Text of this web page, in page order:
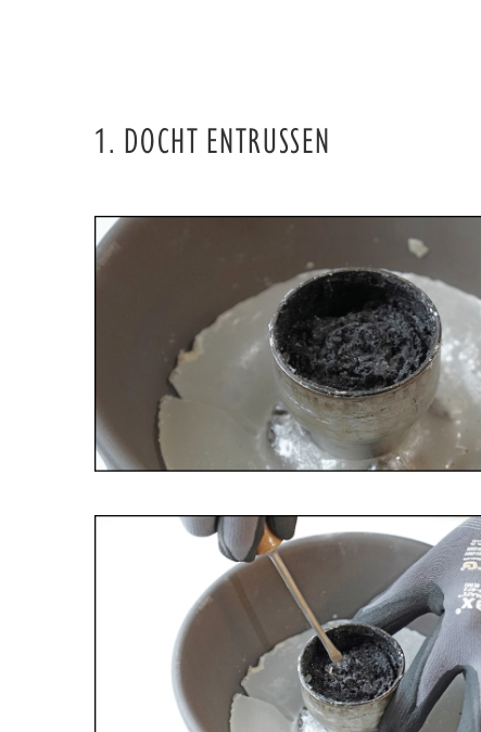
1. DOCHT ENTRUSSEN